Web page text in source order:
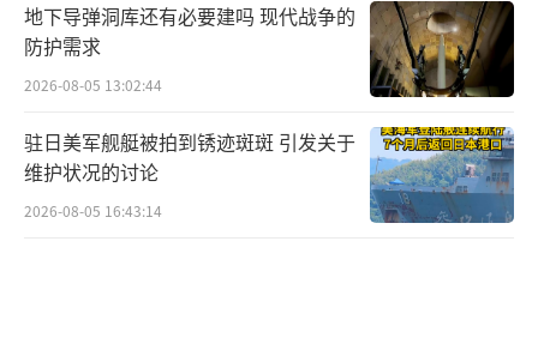
地下导弹洞库还有必要建吗 现代战争的
防护需求
2026-08-05 13:02:44
驻日美军舰艇被拍到锈迹斑斑 引发关于
维护状况的讨论
2026-08-05 16:43:14